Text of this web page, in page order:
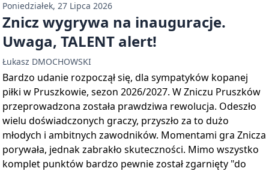
Poniedziałek, 27 Lipca 2026
Znicz wygrywa na inauguracje.
Uwaga, TALENT alert!
Łukasz DMOCHOWSKI
Bardzo udanie rozpoczął się, dla sympatyków kopanej
piłki w Pruszkowie, sezon 2026/2027. W Zniczu Pruszków
przeprowadzona została prawdziwa rewolucja. Odeszło
wielu doświadczonych graczy, przyszło za to dużo
młodych i ambitnych zawodników. Momentami gra Znicza
porywała, jednak zabrakło skuteczności. Mimo wszystko
komplet punktów bardzo pewnie został zgarnięty "do